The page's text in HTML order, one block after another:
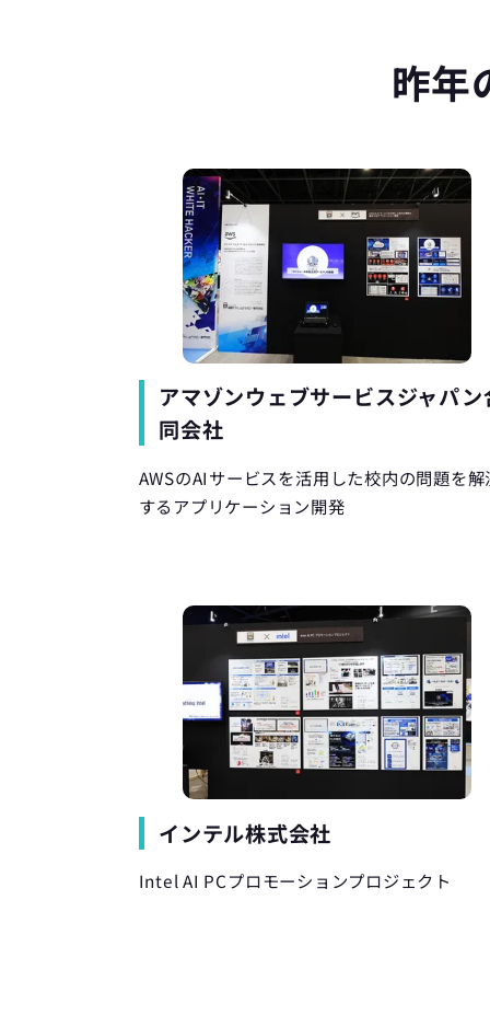
昨年
アマゾンウェブサービスジャパン
同会社
AWSのAIサービスを活用した校内の問題を解
するアプリケーション開発
インテル株式会社
Intel AI PCプロモーションプロジェクト